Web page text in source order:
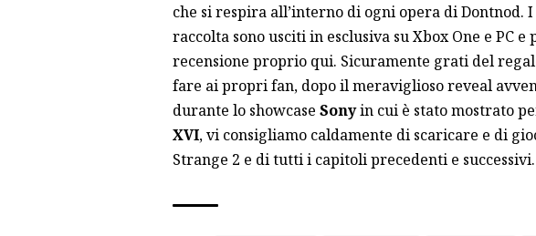
che si respira all’interno di ogni opera di Dontnod.
raccolta sono usciti in esclusiva su Xbox One e PC
recensione proprio qui. Sicuramente grati del
fare ai propri fan, dopo il meraviglioso reveal
durante lo showcase Sonyin cui è stato mostrato
XVI,vi consigliamo caldamente di scaricare e di
Strange 2 e di tutti i capitoli precedenti e successivi.